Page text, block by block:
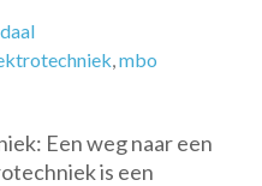
,mbo
Een weg naar een
is een